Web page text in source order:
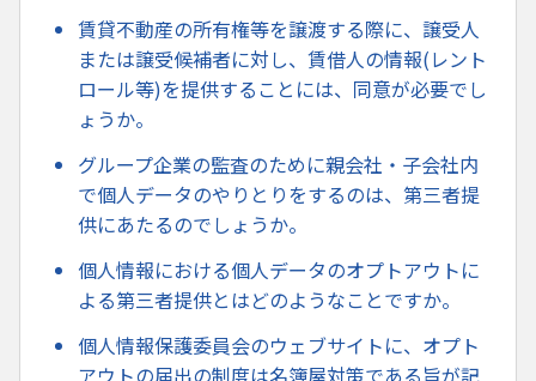
賃貸不動産の所有権等を譲渡する際に、譲受人
または譲受候補者に対し、賃借人の情報(レント
ロール等)を提供することには、同意が必要でし
ょうか。
グループ企業の監査のために親会社・子会社内
で個人データのやりとりをするのは、第三者提
供にあたるのでしょうか。
個人情報における個人データのオプトアウトに
よる第三者提供とはどのようなことですか。
個人情報保護委員会のウェブサイトに、オプト
アウトの届出の制度は名簿屋対策である旨が記